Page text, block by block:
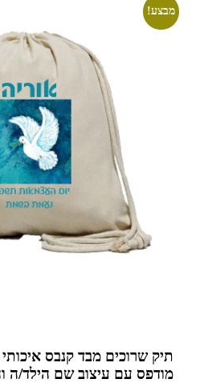
מבצע!
תיק שרוכים מבד קנבס
מודפס עם עיצוב שם הילד/ה